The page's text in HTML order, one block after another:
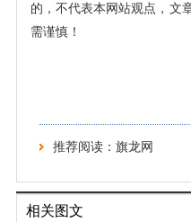
的，不代表本网站观点，文
需谨慎！
推荐阅读： 旗龙网
相关图文